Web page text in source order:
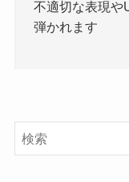
不適切な表現や
弾かれます